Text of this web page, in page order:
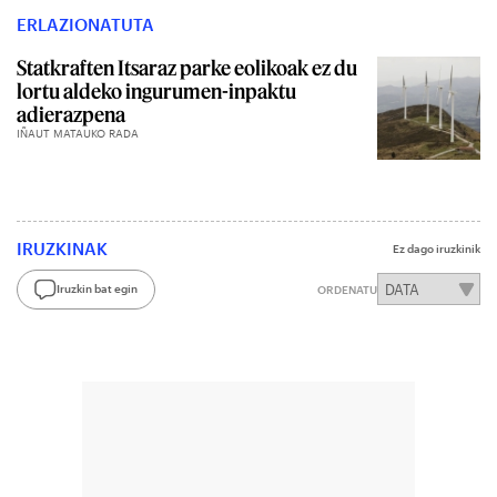
ERLAZIONATUTA
Statkraften Itsaraz parke eolikoak ez du
lortu aldeko ingurumen-inpaktu
adierazpena
IÑAUT MATAUKO RADA
IRUZKINAK Ez dago iruzkinik
Iruzkin bat egin ORDENATU